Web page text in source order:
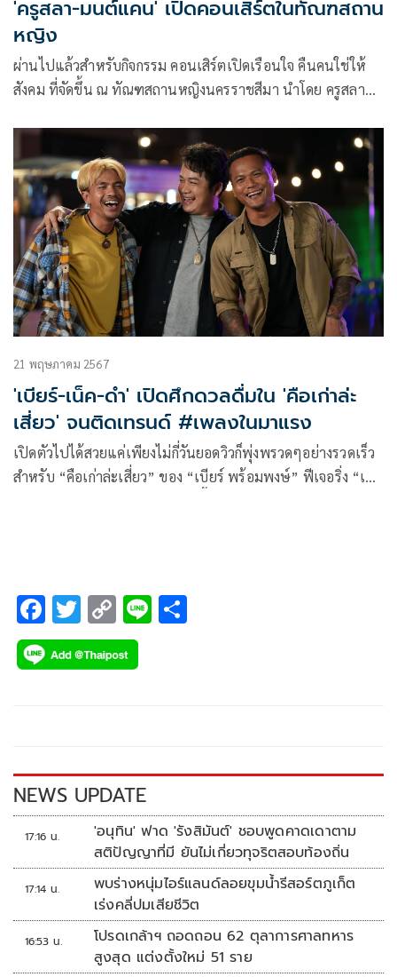
'ครูสลา-มนต์แคน' เปิดคอนเสิร์ตในทัณฑสถาน
หญิง
ผ่านไปแล้วสำหรับกิจกรรม คอนเสิร์ตเปิดเรือนใจ คืนคนใช่ให้
สังคม ที่จัดขึ้น ณ ทัณฑสถานหญิงนครราชสีมา นำโดย ครูสลา
เสถียร ทำมือ , เวียง นฤมล , ดำ ดัสกร , หนิงหนิง คำพะนาง ,
เกชา ช่อฟ้า และ ขิม ดวลเพลงชิงทุน ที่เข้าไปมอบความสุขความ
สนุกแก่พี่ๆ น้องๆ ในทัณฑสถานหญิง
21 พฤษภาคม 2567
'เบียร์-เน็ค-ดำ' เปิดศึกดวลดื่มใน 'คือเก่าล่ะ
เสี่ยว' จนติดเทรนด์ #เพลงในมาแรง
เปิดตัวไปได้สวยแค่เพียงไม่กี่วันยอดวิวก็พุ่งพรวดๆอย่างรวดเร็ว
สำหรับ “คือเก่าล่ะเสี่ยว” ของ “เบียร์ พร้อมพงษ์” ฟีเจอริ่ง “เน็ค
F
ac
e
k
T
wi
tt
C
o
p
k
Li
NEWS UPDATE
17:16 น.
'อนุทิน' ฟาด 'รังสิมันต์' ชอบพูดคาดเดาตาม
สติปัญญาที่มี ยันไม่เกี่ยวทุจริตสอบท้องถิ่น
17:14 น.
พบร่างหนุ่มไอร์แลนด์ลอยขุมน้ำรีสอร์ตภูเก็ต
เร่งคลี่ปมเสียชีวิต
16:53 น.
โปรดเกล้าฯ ถอดถอน 62 ตุลาการศาลทหาร
สูงสุด แต่งตั้งใหม่ 51 ราย